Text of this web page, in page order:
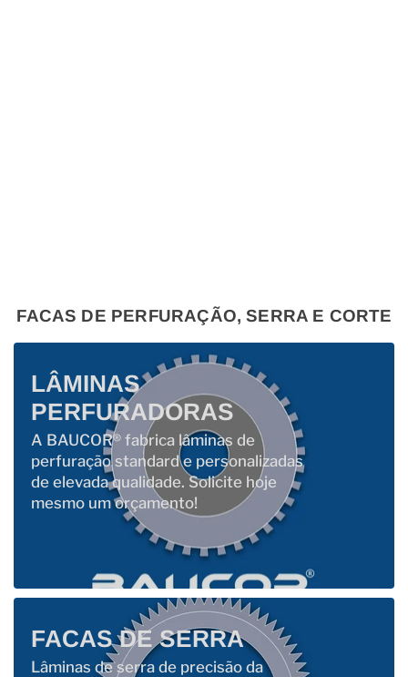
FACAS DE PERFURAÇÃO, SERRA E CORTE
LÂMINAS
PERFURADORAS
A BAUCOR® fabrica lâminas de
perfuração standard e personalizadas
de elevada qualidade. Solicite hoje
mesmo um orçamento!
FACAS DE SERRA
Lâminas de serra de precisão da